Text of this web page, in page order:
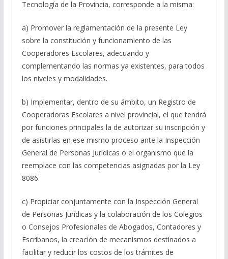
Tecnología de la Provincia, corresponde a la misma:
a) Promover la reglamentación de la presente Ley
sobre la constitución y funcionamiento de las
Cooperadores Escolares, adecuando y
complementando las normas ya existentes, para todos
los niveles y modalidades.
b) Implementar, dentro de su ámbito, un Registro de
Cooperadoras Escolares a nivel provincial, el que tendrá
por funciones principales la de autorizar su inscripción y
de asistirlas en ese mismo proceso ante la Inspección
General de Personas Jurídicas o el organismo que la
reemplace con las competencias asignadas por la Ley
8086.
c) Propiciar conjuntamente con la Inspección General
de Personas Jurídicas y la colaboración de los Colegios
o Consejos Profesionales de Abogados, Contadores y
Escribanos, la creación de mecanismos destinados a
facilitar y reducir los costos de los trámites de